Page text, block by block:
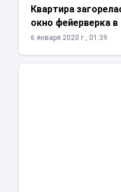
Квартира
окно фейерверка
6 января 2020 г., 01:39